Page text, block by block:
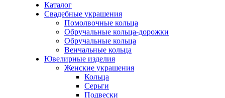
Каталог
Свадебные украшения
Помолвочные кольца
Обручальные кольца-дорожки
Обручальные кольца
Венчальные кольца
Ювелирные изделия
Женские украшения
Кольца
Серьги
Подвески